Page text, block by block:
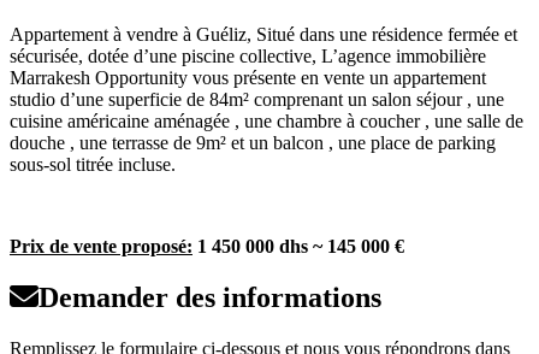
Appartement à vendre à Guéliz, Situé dans une résidence fermée et
sécurisée, dotée d’une piscine collective, L’agence immobilière
Marrakesh Opportunity vous présente en vente un appartement
studio d’une superficie de 84m² comprenant un salon séjour , une
cuisine américaine aménagée , une chambre à coucher , une salle de
douche , une terrasse de 9m² et un balcon , une place de parking
sous-sol titrée incluse.
Prix de vente proposé: 1 450 000 dhs ~ 145 000 €
Demander des informations
Remplissez le formulaire ci-dessous et nous vous répondrons dans